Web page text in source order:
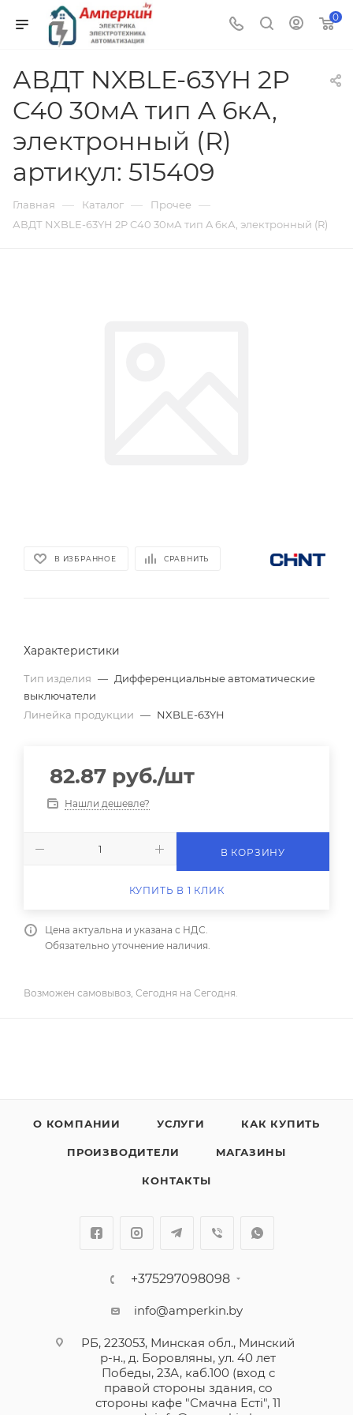
0
АВДТ NXBLE-63YH 2P
C40 30мА тип A 6кА,
электронный (R)
артикул: 515409
Главная — Каталог — Прочее —
АВДТ NXBLE-63YH 2P C40 30мА тип A 6кА, электронный (R)
В ИЗБРАННОЕ СРАВНИТЬ
Характеристики
Тип изделия — Дифференциальные автоматические
выключатели
Линейка продукции — NXBLE-63YH
82.87 руб./шт
Нашли дешевле?
В КОРЗИНУ
КУПИТЬ В 1 КЛИК
Цена актуальна и указана с НДС.
Обязательно уточнение наличия.
Возможен самовывоз, Сегодня на Сегодня.
О КОМПАНИИ УСЛУГИ КАК КУПИТЬ
ПРОИЗВОДИТЕЛИ МАГАЗИНЫ
КОНТАКТЫ
+375297098098
info@amperkin.by
РБ, 223053, Минская обл., Минский
р-н., д. Боровляны, ул. 40 лет
Победы, 23А, каб.100 (вход с
правой стороны здания, со
стороны кафе "Смачна Естi", 11